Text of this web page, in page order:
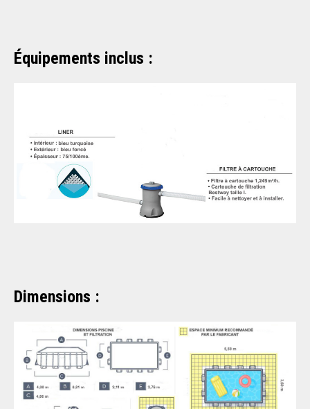
Équipements inclus :
Dimensions :